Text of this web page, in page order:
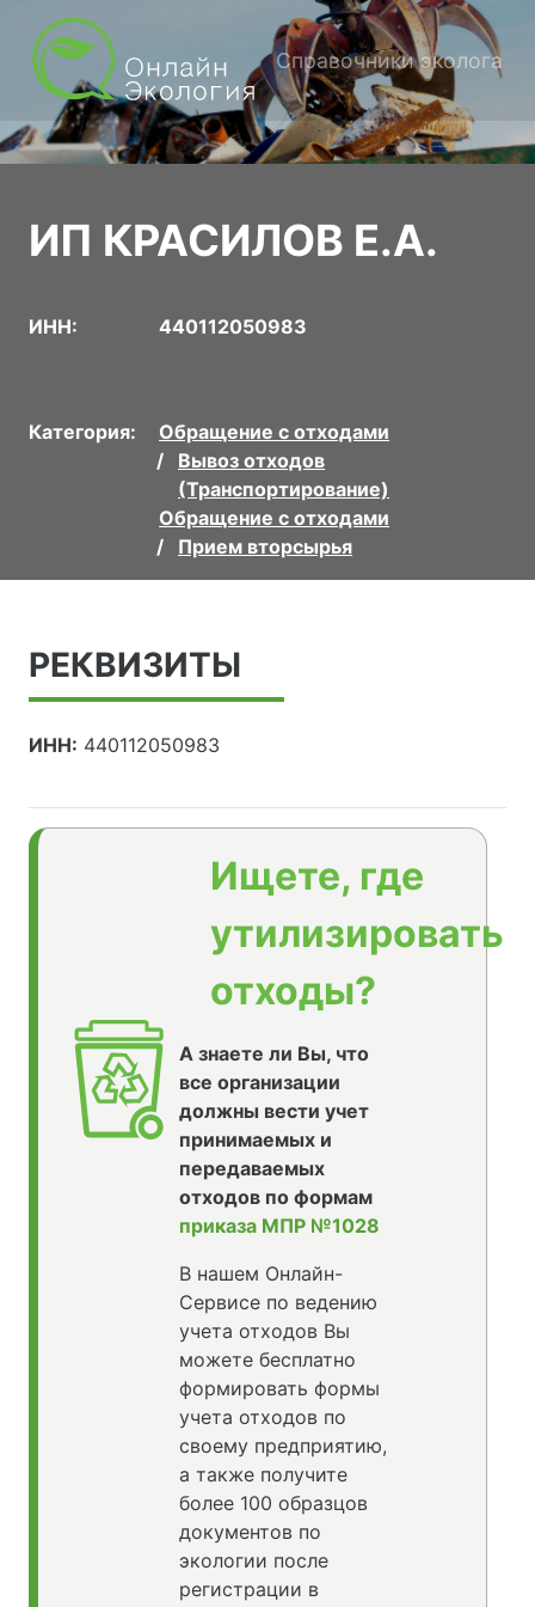
Справочники эколога
ИП КРАСИЛОВ Е.А.
ИНН: 440112050983
Категория:
Обращение с отходами
Вывоз отходов
(Транспортирование)
Обращение с отходами
Прием вторсырья
РЕКВИЗИТЫ
ИНН: 440112050983
Ищете, где
утилизировать
отходы?
А знаете ли Вы, что
все организации
должны вести учет
принимаемых и
передаваемых
отходов по формам
приказа МПР №1028
В нашем Онлайн-
Сервисе по ведению
учета отходов Вы
можете бесплатно
формировать формы
учета отходов по
своему предприятию,
а также получите
более 100 образцов
документов по
экологии после
регистрации в